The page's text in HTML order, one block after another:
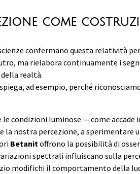
come
confermano questa relatività
ma rielabora continuamente i
realtà.
ad esempio, perché
le condizioni luminose — come
la nostra percezione, a sperimentare
Betanit offrono la possibilità di
spettrali influiscano sulla
modifichi il comportamento della